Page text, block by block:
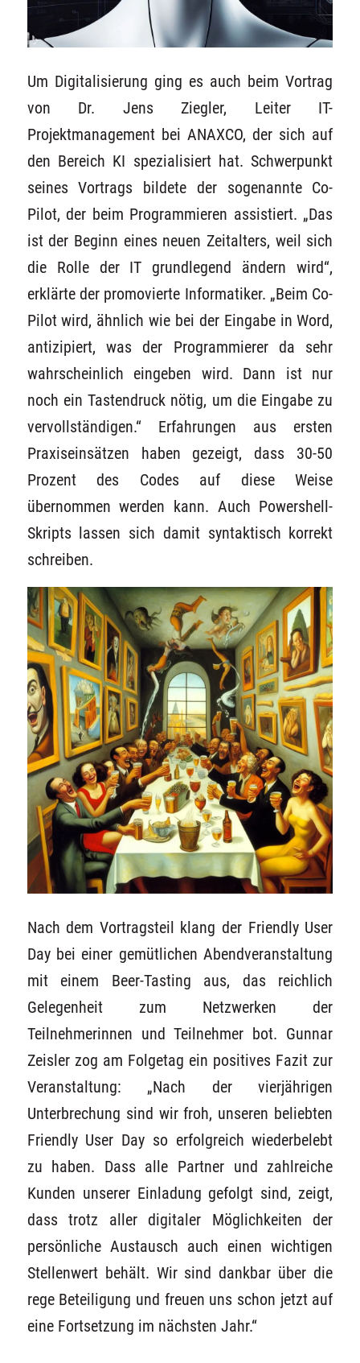
Um Digitalisierung ging es auch beim Vortrag
von Dr. Jens Ziegler, Leiter IT-
Projektmanagement bei ANAXCO, der sich auf
den Bereich KI spezialisiert hat. Schwerpunkt
seines Vortrags bildete der sogenannte Co-
Pilot, der beim Programmieren assistiert. „Das
ist der Beginn eines neuen Zeitalters, weil sich
die Rolle der IT grundlegend ändern wird“,
erklärte der promovierte Informatiker. „Beim Co-
Pilot wird, ähnlich wie bei der Eingabe in Word,
antizipiert, was der Programmierer da sehr
wahrscheinlich eingeben wird. Dann ist nur
noch ein Tastendruck nötig, um die Eingabe zu
vervollständigen.“ Erfahrungen aus ersten
Praxiseinsätzen haben gezeigt, dass 30-50
Prozent des Codes auf diese Weise
übernommen werden kann. Auch Powershell-
Skripts lassen sich damit syntaktisch korrekt
schreiben.
Nach dem Vortragsteil klang der Friendly User
Day bei einer gemütlichen Abendveranstaltung
mit einem Beer-Tasting aus, das reichlich
Gelegenheit zum Netzwerken der
Teilnehmerinnen und Teilnehmer bot. Gunnar
Zeisler zog am Folgetag ein positives Fazit zur
Veranstaltung: „Nach der vierjährigen
Unterbrechung sind wir froh, unseren beliebten
Friendly User Day so erfolgreich wiederbelebt
zu haben. Dass alle Partner und zahlreiche
Kunden unserer Einladung gefolgt sind, zeigt,
dass trotz aller digitaler Möglichkeiten der
persönliche Austausch auch einen wichtigen
Stellenwert behält. Wir sind dankbar über die
rege Beteiligung und freuen uns schon jetzt auf
eine Fortsetzung im nächsten Jahr.“